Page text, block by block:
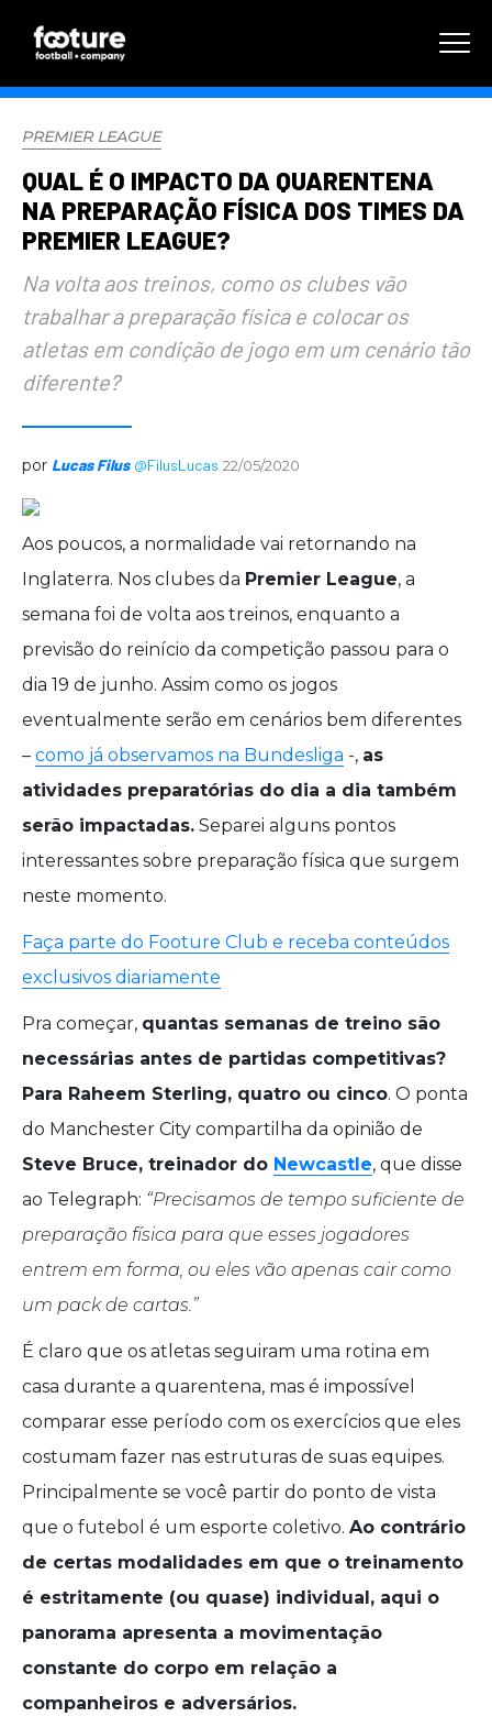
PREMIER LEAGUE
QUAL É O IMPACTO DA QUARENTENA
NA PREPARAÇÃO FÍSICA DOS TIMES DA
PREMIER LEAGUE?
Na volta aos treinos, como os clubes vão
trabalhar a preparação física e colocar os
atletas em condição de jogo em um cenário tão
diferente?
por Lucas Filus @FilusLucas 22/05/2020
Aos poucos, a normalidade vai retornando na
Inglaterra. Nos clubes da Premier League, a
semana foi de volta aos treinos, enquanto a
previsão do reinício da competição passou para o
dia 19 de junho. Assim como os jogos
eventualmente serão em cenários bem diferentes
– como já observamos na Bundesliga -, as
atividades preparatórias do dia a dia também
serão impactadas. Separei alguns pontos
interessantes sobre preparação física que surgem
neste momento.
Faça parte do Footure Club e receba conteúdos
exclusivos diariamente
Pra começar, quantas semanas de treino são
necessárias antes de partidas competitivas?
Para Raheem Sterling, quatro ou cinco. O ponta
do Manchester City compartilha da opinião de
Steve Bruce, treinador do Newcastle, que disse
ao Telegraph: “Precisamos de tempo suficiente de
preparação física para que esses jogadores
entrem em forma, ou eles vão apenas cair como
um pack de cartas.”
É claro que os atletas seguiram uma rotina em
casa durante a quarentena, mas é impossível
comparar esse período com os exercícios que eles
costumam fazer nas estruturas de suas equipes.
Principalmente se você partir do ponto de vista
que o futebol é um esporte coletivo. Ao contrário
de certas modalidades em que o treinamento
é estritamente (ou quase) individual, aqui o
panorama apresenta a movimentação
constante do corpo em relação a
companheiros e adversários.